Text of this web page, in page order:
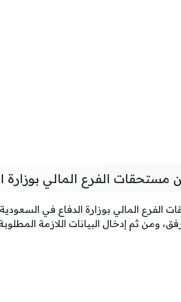
مستحقات الفرع المالي بوزارة
الفرع المالي بوزارة الدفاع في السعودية
ومن ثم إدخال البيانات اللازمة